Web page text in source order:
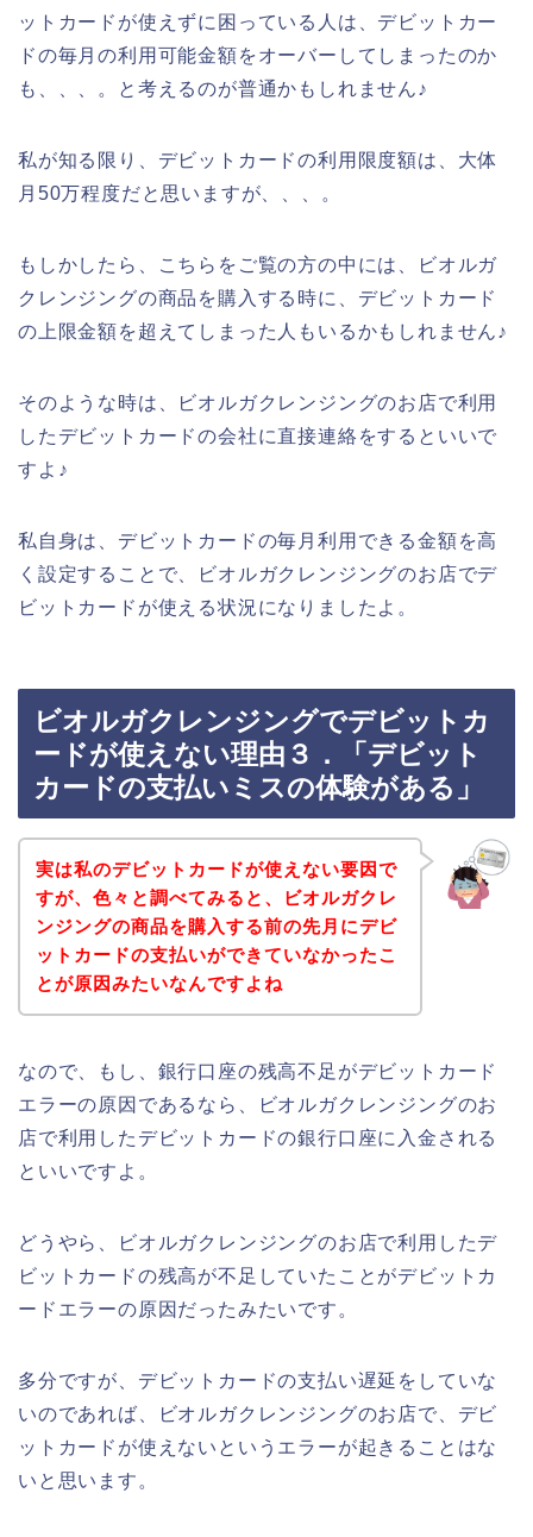
ットカードが使えずに困っている人は、デビットカー
ドの毎月の利用可能金額をオーバーしてしまったのか
も、、、。と考えるのが普通かもしれません♪
私が知る限り、デビットカードの利用限度額は、大体
月50万程度だと思いますが、、、。
もしかしたら、こちらをご覧の方の中には、ビオルガ
クレンジングの商品を購入する時に、デビットカード
の上限金額を超えてしまった人もいるかもしれません♪
そのような時は、ビオルガクレンジングのお店で利用
したデビットカードの会社に直接連絡をするといいで
すよ♪
私自身は、デビットカードの毎月利用できる金額を高
く設定することで、ビオルガクレンジングのお店でデ
ビットカードが使える状況になりましたよ。
ビオルガクレンジングでデビットカ
ードが使えない理由３．「デビット
カードの支払いミスの体験がある」
実は私のデビットカードが使えない要因で
すが、色々と調べてみると、ビオルガクレ
ンジングの商品を購入する前の先月にデビ
ットカードの支払いができていなかったこ
とが原因みたいなんですよね
なので、もし、銀行口座の残高不足がデビットカード
エラーの原因であるなら、ビオルガクレンジングのお
店で利用したデビットカードの銀行口座に入金される
といいですよ。
どうやら、ビオルガクレンジングのお店で利用したデ
ビットカードの残高が不足していたことがデビットカ
ードエラーの原因だったみたいです。
多分ですが、デビットカードの支払い遅延をしていな
いのであれば、ビオルガクレンジングのお店で、デビ
ットカードが使えないというエラーが起きることはな
いと思います。